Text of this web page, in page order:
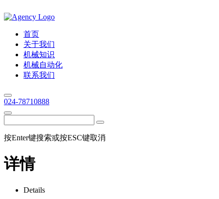
首页
关于我们
机械知识
机械自动化
联系我们
024-78710888
按Enter键搜索或按ESC键取消
详情
Details